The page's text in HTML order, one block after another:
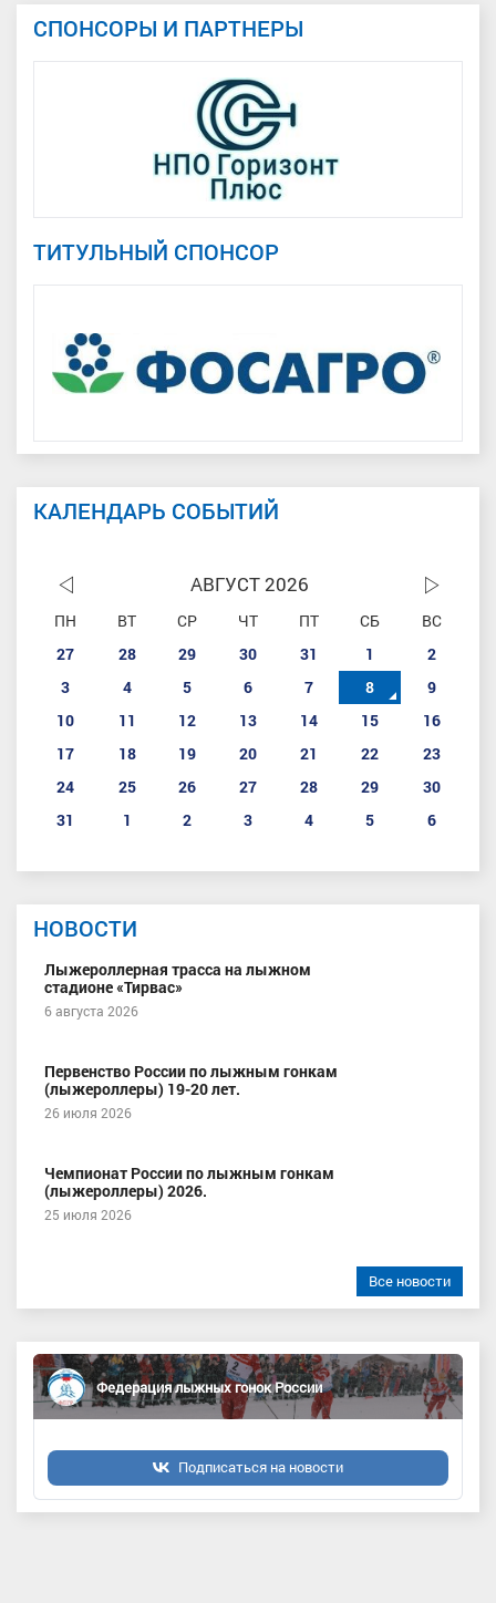
СПОНСОРЫ И ПАРТНЕРЫ
ТИТУЛЬНЫЙ СПОНСОР
КАЛЕНДАРЬ СОБЫТИЙ
АВГУСТ 2026
ПН ВТ СР ЧТ ПТ СБ
ВС
27
28 29 30 31 1
2
3
4 5 6 7 8
9
10
11 12 13 14 15
16
17
18 19 20 21 22
23
24
25 26 27 28 29
30
31
1 2 3 4 5 6
НОВОСТИ
Лыжероллерная трасса на лыжном
стадионе «Тирвас»
6 августа 2026
Первенство России по лыжным гонкам
(лыжероллеры) 19-20 лет.
26 июля 2026
Чемпионат России по лыжным гонкам
(лыжероллеры) 2026.
25 июля 2026
Все новости
Федерация лыжных гонок России
Подписаться на новости